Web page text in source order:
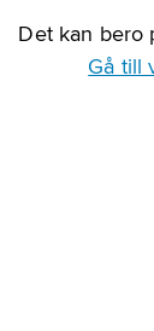
Det kan bero
Gå till